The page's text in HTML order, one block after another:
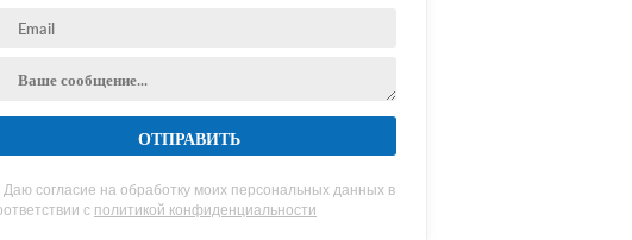
Даю согласие на обработку моих персональных данных в
с политикой конфиденциальности